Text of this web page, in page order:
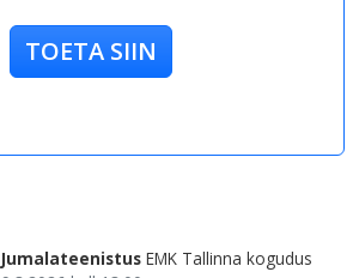
TOETA SIIN
Jumalateenistus EMK Tallinna kogudus